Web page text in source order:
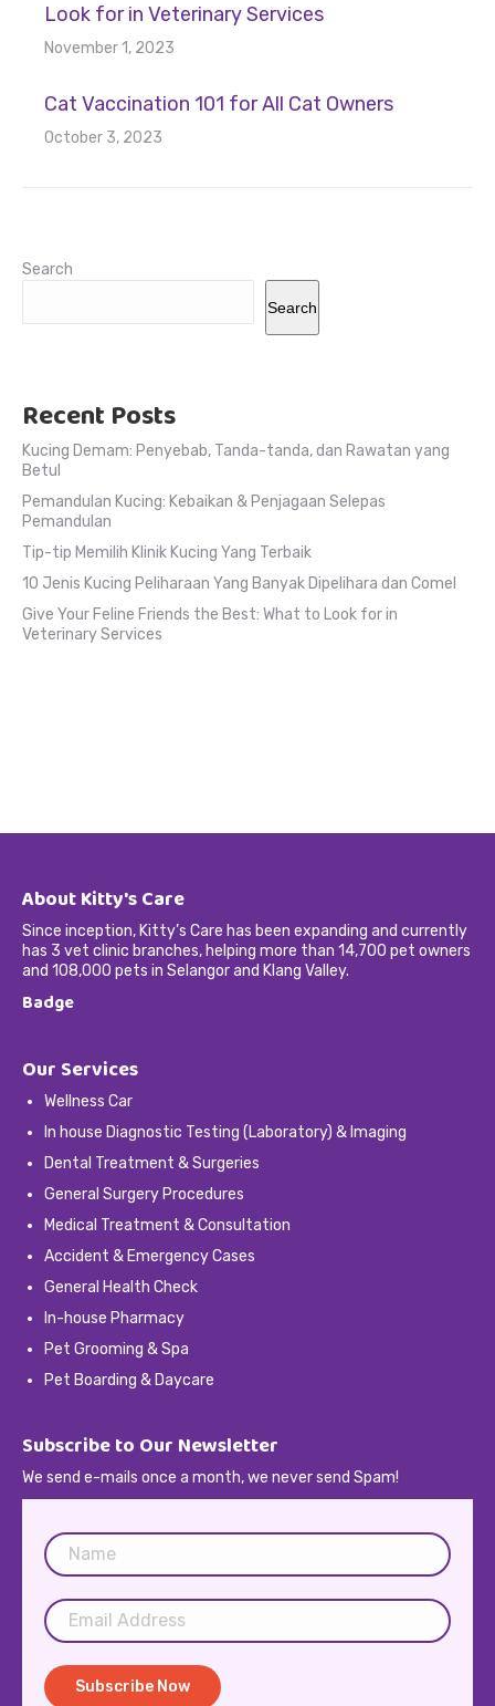
Look for in Veterinary Services
November 1, 2023
Cat Vaccination 101 for All Cat Owners
October 3, 2023
Search
Search
Recent Posts
Kucing Demam: Penyebab, Tanda-tanda, dan Rawatan yang
Betul
Pemandulan Kucing: Kebaikan & Penjagaan Selepas
Pemandulan
Tip-tip Memilih Klinik Kucing Yang Terbaik
10 Jenis Kucing Peliharaan Yang Banyak Dipelihara dan Comel
Give Your Feline Friends the Best: What to Look for in
Veterinary Services
About Kitty's Care
Since inception, Kitty’s Care has been expanding and currently
has 3 vet clinic branches, helping more than 14,700 pet owners
and 108,000 pets in Selangor and Klang Valley.
Badge
Our Services
Wellness Car
In house Diagnostic Testing (Laboratory) & Imaging
Dental Treatment & Surgeries
General Surgery Procedures
Medical Treatment & Consultation
Accident & Emergency Cases
General Health Check
In-house Pharmacy
Pet Grooming & Spa
Pet Boarding & Daycare
Subscribe to Our Newsletter
We send e-mails once a month, we never send Spam!